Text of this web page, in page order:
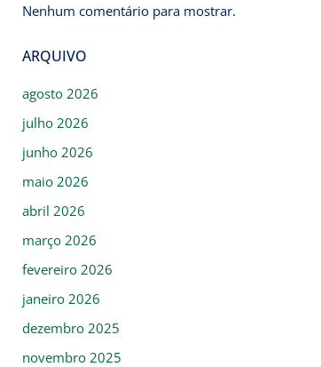
Nenhum comentário para mostrar.
ARQUIVO
agosto 2026
julho 2026
junho 2026
maio 2026
abril 2026
março 2026
fevereiro 2026
janeiro 2026
dezembro 2025
novembro 2025